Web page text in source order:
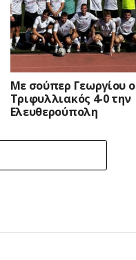
Με σούπερ Γεωργίου ο
Τριφυλλιακός 4-0 την
Ελευθερούπολη